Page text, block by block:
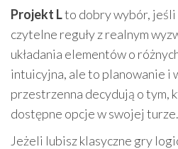
Projekt Lto dobry wybór, jeśli
czytelne reguły z realnym
układania elementów o
intuicyjna, ale to planowanie i
przestrzenna decydują o tym,
dostępne opcje w swojej turze.
Jeżeli lubisz klasyczne gry